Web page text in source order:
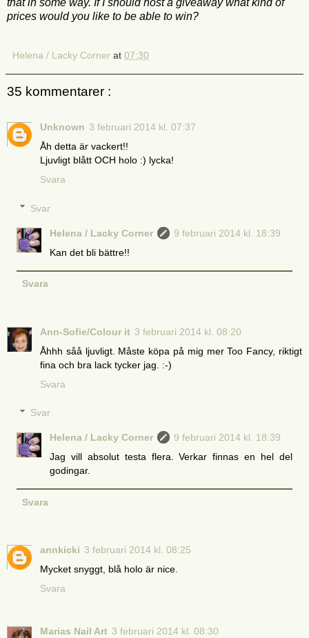
prices would you like to be able to win?
Helena / Lacky Corner at 07:30
35 kommentarer :
Unknown 3 februari 2014 kl. 07:37
Åh detta är vackert!!
Ljuvligt blått OCH holo :) lycka!
Svara
Svar
Helena / Lacky Corner
9 februari 2014 kl. 18:39
Kan det bli bättre!!
Svara
Ann-Sofie/Colour it 3 februari 2014 kl. 08:20
Åhhh såå ljuvligt. Måste köpa på mig mer Too Fancy, riktigt
fina och bra lack tycker jag. :-)
Svara
Svar
Helena / Lacky Corner
9 februari 2014 kl. 18:39
Jag vill absolut testa flera. Verkar finnas en hel del
godingar.
Svara
annkicki 3 februari 2014 kl. 08:25
Mycket snyggt, blå holo är nice.
Svara
Marias Nail Art 3 februari 2014 kl. 08:30